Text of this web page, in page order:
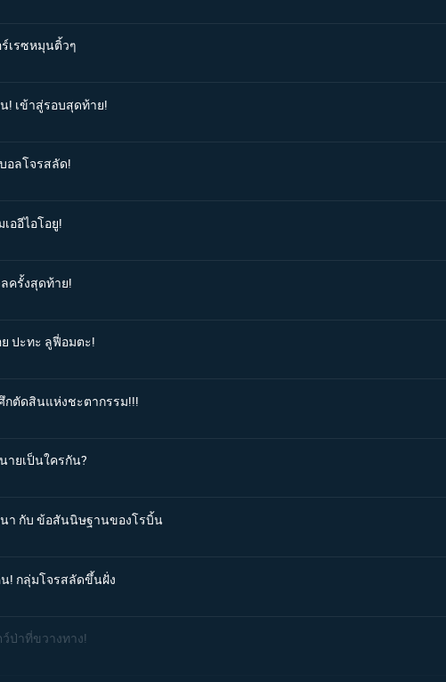
เรซหมุนติ้วๆ
! เข้าสู่รอบสุดท้าย!
อลโจรสลัด!
ออีไอโอยู!
ครั้งสุดท้าย!
ย ปะทะ ลูฟี่อมตะ!
กตัดสินแห่งชะตากรรม!!!
ายเป็นใครกัน?
นา กับ ข้อสันนิษฐานของโรบิ้น
น! กลุ่มโจรสลัดขึ้นฝั่ง
ป่าที่ขวางทาง!